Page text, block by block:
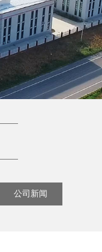
公司新闻